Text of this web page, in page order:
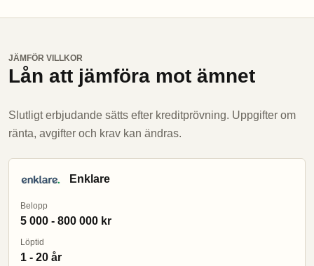
JÄMFÖR VILLKOR
Lån att jämföra mot ämnet
Slutligt erbjudande sätts efter kreditprövning. Uppgifter om
ränta, avgifter och krav kan ändras.
Enklare
Belopp
5 000 - 800 000 kr
Löptid
1 - 20 år